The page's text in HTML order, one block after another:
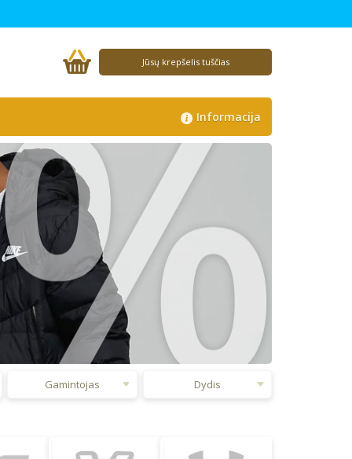
Jūsų krepšelis tuščias
Informacija
%
Gamintojas Dydis